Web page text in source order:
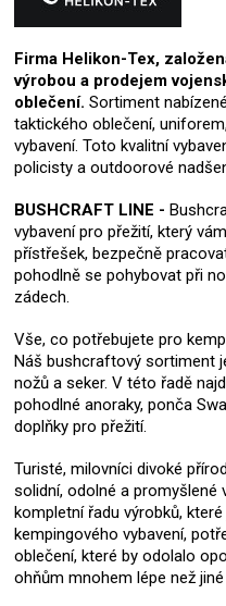
Firma Helikon-Tex,
výrobou a prodejem
oblečení. Sortiment
taktického oblečení,
vybavení. Toto kvalitní
policisty a outdoorové
BUSHCRAFT LINE -
vybavení pro přežití, který
přístřešek, bezpečně
pohodlně se pohybovat při
zádech.
Vše, co potřebujete pro
Náš bushcraftový sortiment
nožů a seker. V této řadě
pohodlné anoraky, ponča
doplňky pro přežití.
Turisté, milovníci divoké
solidní, odolné a promyšlené
kompletní řadu výrobků,
kempingového vybavení,
oblečení, které by odolalo
ohňům mnohem lépe než